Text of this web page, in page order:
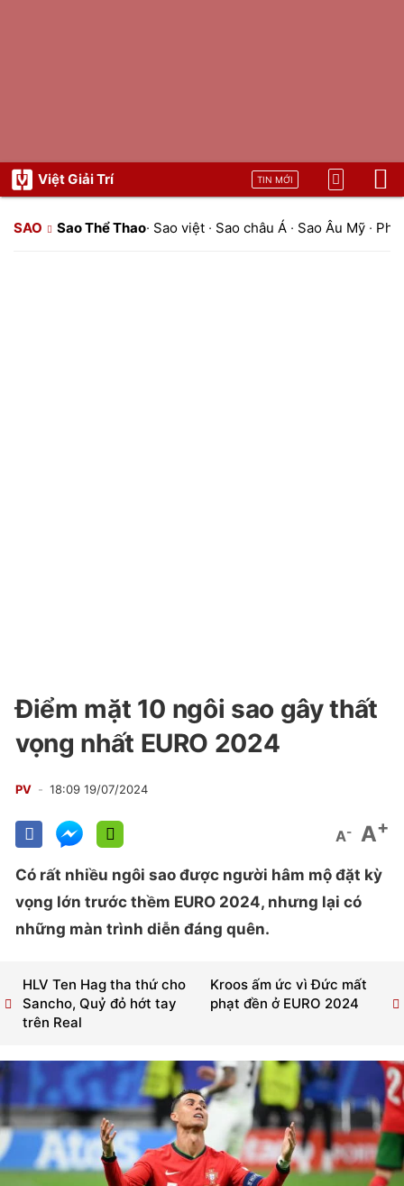
Việt Giải Trí TIN MỚI
SAO Sao Thể Thao· Sao việt · Sao châu Á · Sao Âu Mỹ ·
Điểm mặt 10 ngôi sao gây thất
vọng nhất EURO 2024
PV 18:09 19/07/2024
A- A+
Có rất nhiều ngôi sao được người hâm mộ đặt kỳ
vọng lớn trước thềm EURO 2024, nhưng lại có
những màn trình diễn đáng quên.
Kroos ấm ức vì Đức mất
phạt đền ở EURO 2024
HLV Ten Hag tha thứ cho
Sancho, Quỷ đỏ hớt tay
trên Real